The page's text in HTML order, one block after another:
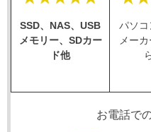
SSD、NAS、USB
メモリー、SDカー
ド他
パソコ
メー
お電話で